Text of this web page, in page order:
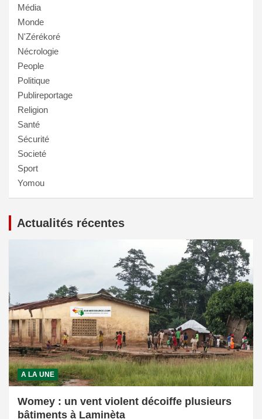
Média
Monde
N'Zérékoré
Nécrologie
People
Politique
Publireportage
Religion
Santé
Sécurité
Societé
Sport
Yomou
Actualités récentes
A LA UNE
Womey : un vent violent décoiffe plusieurs
bâtiments à Laminèta